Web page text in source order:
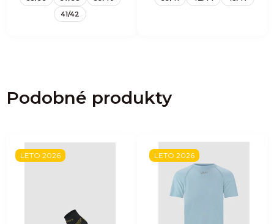
41/42
Podobné produkty
LETO 2026 LETO 2026